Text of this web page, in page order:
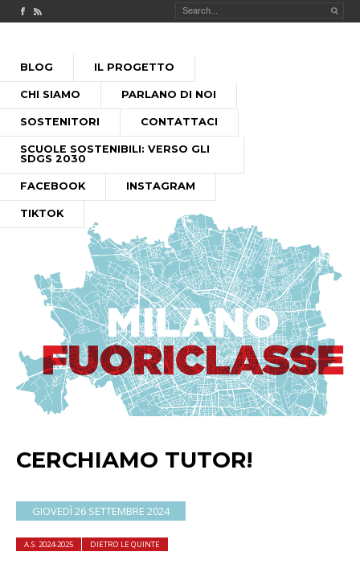
Check out our Facebook page
MILANO FUORICLASSE RSS feed
MENU PRINCIPALE
PASSA
CONTENUTO
BLOG IL PROGETTO
CHI SIAMO PARLANO DI NOI
SOSTENITORI CONTATTACI
SCUOLE SOSTENIBILI: VERSO GLI
SDGS 2030
FACEBOOK INSTAGRAM
TIKTOK
CERCHIAMO TUTOR!
GIOVEDÌ 26 SETTEMBRE 2024
A.S. 2024-2025 DIETRO LE QUINTE